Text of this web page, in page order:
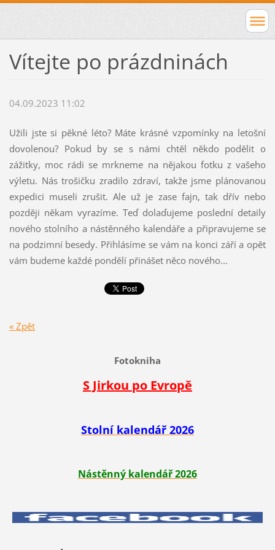
Vítejte po prázdninách
04.09.2023 11:02
Užili jste si pěkné léto? Máte krásné vzpomínky na letošní
dovolenou? Pokud by se s námi chtěl někdo podělit o
zážitky, moc rádi se mrkneme na nějakou fotku z vašeho
výletu. Nás trošičku zradilo zdraví, takže jsme plánovanou
expedici museli zrušit. Ale už je zase fajn, tak dřív nebo
později někam vyrazíme. Teď dolaďujeme poslední detaily
nového stolního a nástěnného kalendáře a připravujeme se
na podzimní besedy. Přihlásíme se vám na konci září a opět
vám budeme každé pondělí přinášet něco nového...
« Zpět
Fotokniha
S Jirkou po Evropě
Stolní kalendář 2026
Nástěnný kalendář 2026